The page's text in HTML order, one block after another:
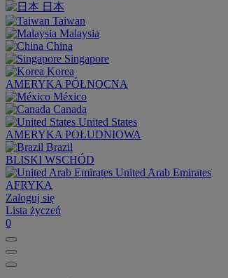
日本
Taiwan
Malaysia
China
Singapore
Korea
AMERYKA PÓŁNOCNA
México
Canada
United States
AMERYKA POŁUDNIOWA
Brazil
BLISKI WSCHÓD
United Arab Emirates
AFRYKA
Zaloguj się
Lista życzeń
0